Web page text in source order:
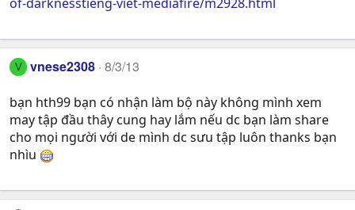
V vnese2308 8/3/13
bạn hth99 bạn có nhận làm bộ này không mình xem
may tập đầu thây cung hay lắm nếu dc bạn làm share
cho mọi người với de mình dc sưu tập luôn thanks bạn
nhìu